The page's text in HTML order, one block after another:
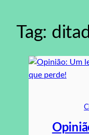
Tag: